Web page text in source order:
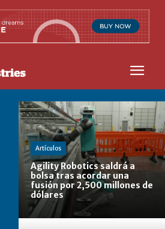
Artículos
Agility Robotics saldrá a
bolsa tras acordar una
fusión por 2,500 millones de
dólares